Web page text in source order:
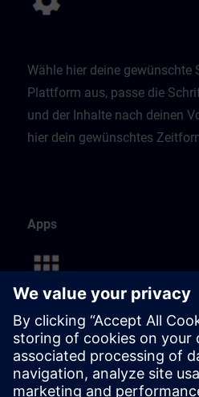
Wähle hier deine gewünschte
Plattform aus, passe die
und der Inhalte nach deinen
hier dein gewünschtes
Apps
Diese Seite listet alle
Du kannst deine persönliche